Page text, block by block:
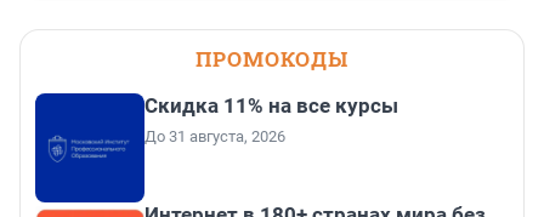
ПРОМОКОДЫ
Скидка 11% на все курсы
До 31 августа, 2026